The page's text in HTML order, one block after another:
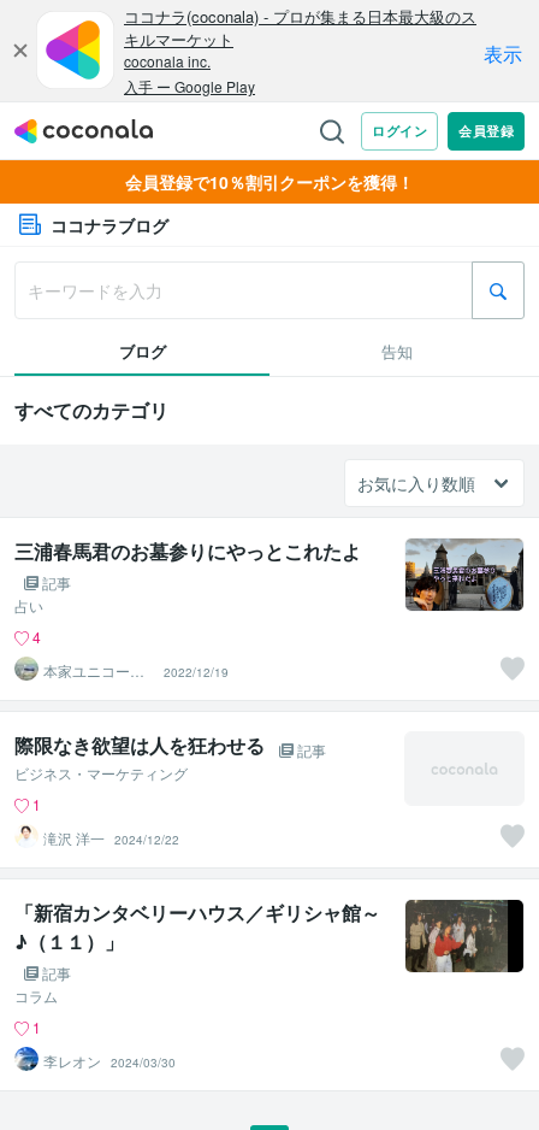
会員登録で10％割引クーポンを獲得！
ココナラブログ
ブログ 告知
すべてのカテゴリ
三浦春馬君のお墓参りにやっとこれたよ
記事
占い
4
本家ユニコーン
の使者桜10周年
ありがとう
2022/12/19
際限なき欲望は人を狂わせる
記事
ビジネス・マーケティング
1
滝沢 洋一 2024/12/22
「新宿カンタベリーハウス／ギリシャ館～
♪（１１）」
記事
コラム
1
李レオン
2024/03/30